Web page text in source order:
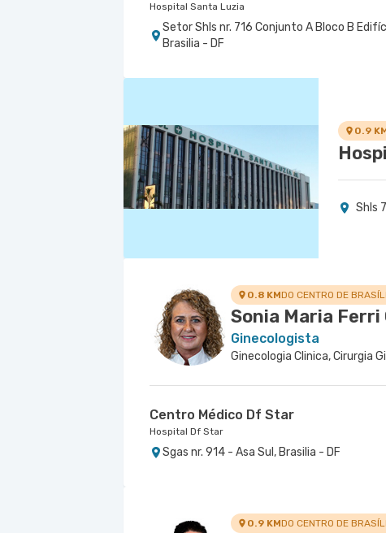
Hospital Santa Luzia
Setor Shls nr. 716 Conjunto A Bloco B
Brasilia - DF
0.9
Shls
0.8 KMDO CENTRO DE
Sonia Maria Ferri
Ginecologista
Centro Médico Df Star
Hospital Df Star
Sgas nr. 914 - Asa Sul, Brasilia - DF
0.9 KMDO CENTRO DE